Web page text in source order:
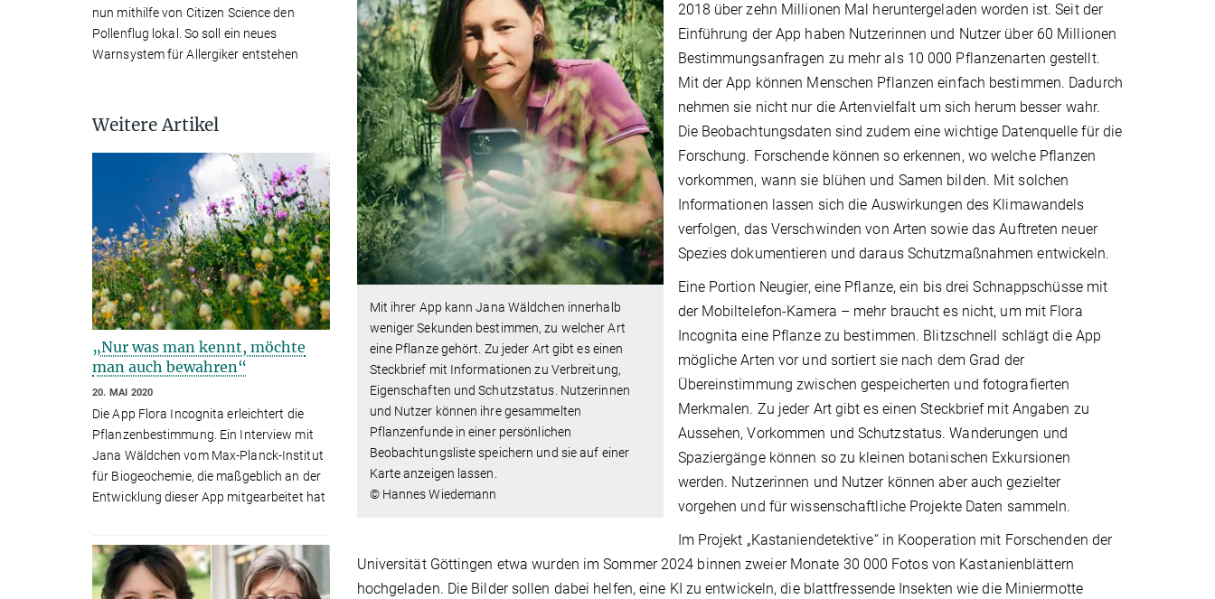
Mit ihrer App kann Jana Wäldchen innerhalb
weniger Sekunden bestimmen, zu welcher Art
eine Pflanze gehört. Zu jeder Art gibt es einen
Steckbrief mit Informationen zu Verbreitung,
Eigenschaften und Schutzstatus. Nutzerinnen
und Nutzer können ihre gesammelten
Pflanzenfunde in einer persönlichen
Beobachtungsliste speichern und sie auf einer
Karte anzeigen lassen.
© Hannes Wiedemann
2018 über zehn Millionen Mal heruntergeladen worden ist. Seit der
Einführung der App haben Nutzerinnen und Nutzer über 60 Millionen
Bestimmungsanfragen zu mehr als 10 000 Pflanzenarten gestellt.
Mit der App können Menschen Pflanzen einfach bestimmen. Dadurch
nehmen sie nicht nur die Artenvielfalt um sich herum besser wahr.
Die Beobachtungsdaten sind zudem eine wichtige Datenquelle für die
Forschung. Forschende können so erkennen, wo welche Pflanzen
vorkommen, wann sie blühen und Samen bilden. Mit solchen
Informationen lassen sich die Auswirkungen des Klimawandels
verfolgen, das Verschwinden von Arten sowie das Auftreten neuer
Spezies dokumentieren und daraus Schutzmaßnahmen entwickeln.
Eine Portion Neugier, eine Pflanze, ein bis drei Schnappschüsse mit
der Mobiltelefon-Kamera – mehr braucht es nicht, um mit Flora
Incognita eine Pflanze zu bestimmen. Blitzschnell schlägt die App
mögliche Arten vor und sortiert sie nach dem Grad der
Übereinstimmung zwischen gespeicherten und fotografierten
Merkmalen. Zu jeder Art gibt es einen Steckbrief mit Angaben zu
Aussehen, Vorkommen und Schutzstatus. Wanderungen und
Spaziergänge können so zu kleinen botanischen Exkursionen
werden. Nutzerinnen und Nutzer können aber auch gezielter
vorgehen und für wissenschaftliche Projekte Daten sammeln.
Im Projekt „Kastaniendetektive“ in Kooperation mit Forschenden der
Universität Göttingen etwa wurden im Sommer 2024 binnen zweier Monate 30 000 Fotos von Kastanienblättern
hochgeladen. Die Bilder sollen dabei helfen, eine KI zu entwickeln, die blattfressende Insekten wie die Miniermotte
nun mithilfe von Citizen Science den
Pollenflug lokal. So soll ein neues
Warnsystem für Allergiker entstehen
Weitere Artikel
„Nur was man kennt, möchte
man auch bewahren“
20. MAI 2020
Die App Flora Incognita erleichtert die
Pflanzenbestimmung. Ein Interview mit
Jana Wäldchen vom Max-Planck-Institut
für Biogeochemie, die maßgeblich an der
Entwicklung dieser App mitgearbeitet hat